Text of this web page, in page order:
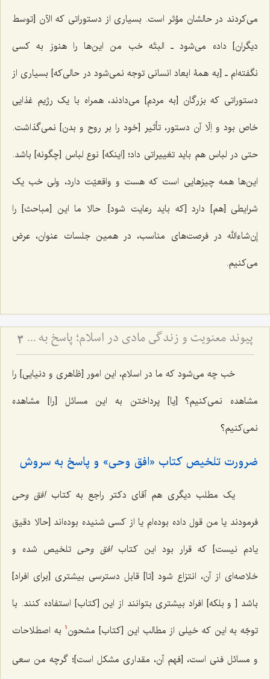
می‌کردند در حالشان مؤثر است. بسیاری از دستوراتی که الآن [توسط
دیگران] داده می‌شود ـ البتّه خب من این‌ها را هنوز به کسی
نگفته‌ام ـ [به همۀ ابعاد انسانی توجه نمی‌شود در حالی‌که] بسیاری از
دستوراتی که بزرگان [به مردم] می‌دادند، همراه با یک رژیم غذایی
خاص بود و اِلّا آن دستور، تأثیر [خود را بر روح و بدن] نمی‌گذاشت.
حتی در لباس هم باید تغییراتی داد؛ [اینکه] نوع لباس [چگونه] باشد.
این‌ها همه چیزهایی است که هست و واقعیّت دارد، ولی خب یک
شرایطی [هم] دارد [که باید رعایت شود]. حالا ما این [مباحث] را
إن‌شاءالله در فرصت‌های مناسب، در همین جلسات عنوان، عرض
می‌کنیم.
پیوند معنویت و زندگی مادی در اسلام؛ پاسخ به یک شبهه اساسی - تبیین جامعیت اسلام در تأمین رشد معنوی و مادی انسان و بررسی نقش جسم، تغذیه و شرایط ظاهری در تعالی روح 3
خب چه می‌شود که ما در اسلام، این امور [ظاهری و دنیایی] را
مشاهده نمی‌کنیم؟ [یا] پرداختن به این مسائل [را] مشاهده
نمی‌کنیم؟
ضرورت تلخیص کتاب «افق وحی» و پاسخ به سروش
یک مطلب دیگری هم آقای دکتر راجع به کتابافق وحی
فرمودند یا من قول داده بوده‌ام یا از کسی شنیده بوده‌اند [حالا دقیق
یادم نیست] که قرار بود این کتابافق وحی تلخیص شده و
خلاصه‌ای از آن، انتزاع شود [تا] قابل دسترسی بیشتری [برای افراد]
باشد [ و بلکه] افراد بیشتری بتوانند از این [کتاب] استفاده کنند. با
توجّه به این که خیلی از مطالب این [کتاب] مشحون 1
به اصطلاحات
و مسائل فنی است، [فهم آن، مقداری مشکل است]؛ گرچه من سعی